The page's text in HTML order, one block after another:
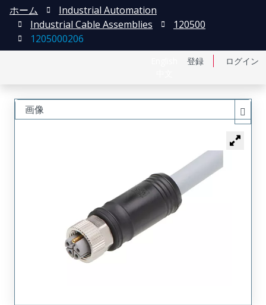
登録 ログイン
ホーム
Industrial Automation
Industrial Cable Assemblies
120500
1205000206
画像